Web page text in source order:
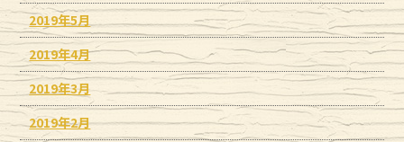
2019年5月
2019年4月
2019年3月
2019年2月